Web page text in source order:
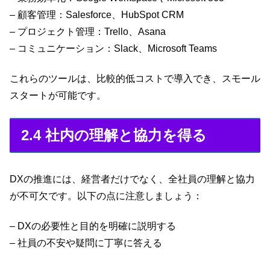
– 顧客管理：Salesforce、HubSpot CRM
– プロジェクト管理：Trello、Asana
– コミュニケーション：Slack、Microsoft Teams
これらのツールは、比較的低コストで導入でき、スモール
スタートが可能です。
2.4 社内の理解と協力を得る
DXの推進には、経営者だけでなく、全社員の理解と協力
が不可欠です。以下の点に注意しましょう：
– DXの必要性と目的を明確に説明する
– 社員の不安や疑問に丁寧に答える